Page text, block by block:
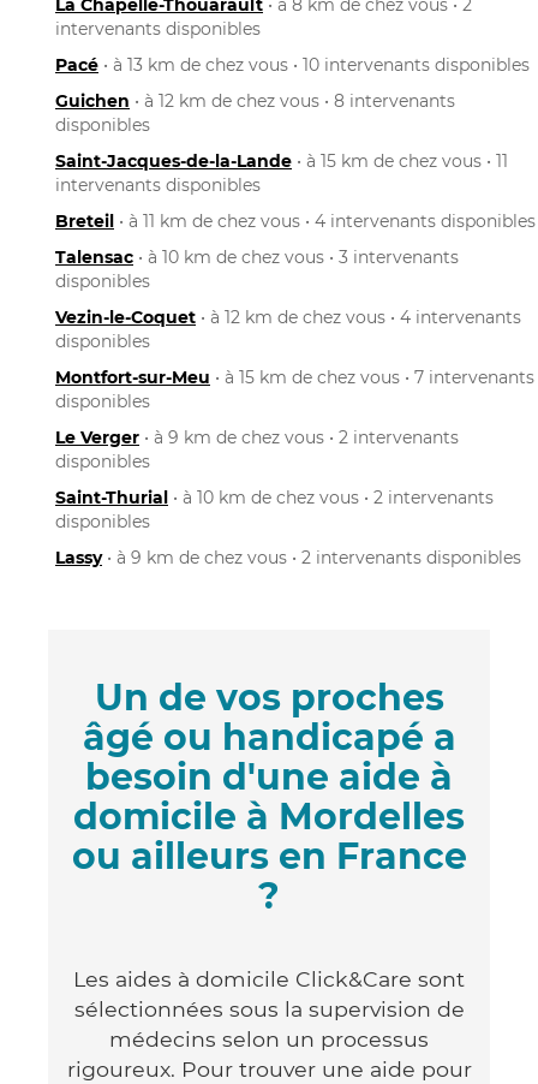
La Chapelle-Thouarault • à 8 km de chez vous • 2
intervenants disponibles
Pacé • à 13 km de chez vous • 10 intervenants disponibles
Guichen • à 12 km de chez vous • 8 intervenants
disponibles
Saint-Jacques-de-la-Lande • à 15 km de chez vous • 11
intervenants disponibles
Breteil • à 11 km de chez vous • 4 intervenants disponibles
Talensac • à 10 km de chez vous • 3 intervenants
disponibles
Vezin-le-Coquet • à 12 km de chez vous • 4 intervenants
disponibles
Montfort-sur-Meu • à 15 km de chez vous • 7 intervenants
disponibles
Le Verger • à 9 km de chez vous • 2 intervenants
disponibles
Saint-Thurial • à 10 km de chez vous • 2 intervenants
disponibles
Lassy• à 9 km de chez vous • 2 intervenants disponibles
Un de vos proches
âgé ou handicapé a
besoin d'une aide à
domicile à Mordelles
ou ailleurs en France
?
Les aides à domicile Click&Care sont
sélectionnées sous la supervision de
médecins selon un processus
rigoureux. Pour trouver une aide pour